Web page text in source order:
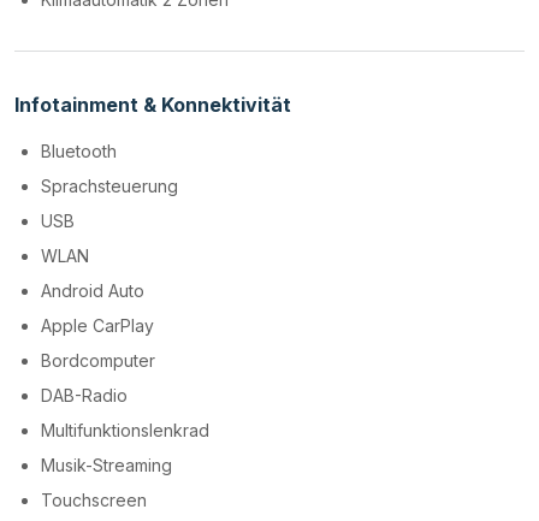
Infotainment & Konnektivität
Bluetooth
Sprachsteuerung
USB
WLAN
Android Auto
Apple CarPlay
Bordcomputer
DAB-Radio
Multifunktionslenkrad
Musik-Streaming
Touchscreen